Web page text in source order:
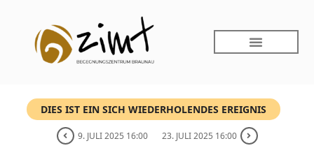
DIES IST EIN SICH WIEDERHOLENDES EREIGNIS
9. JULI 2025 16:00 23. JULI 2025 16:00